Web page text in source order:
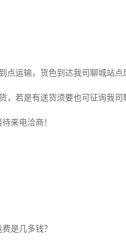
点运输，货色到达我司聊城站点
若是有送货须要也可征询我司
来电洽商！
是几多钱？